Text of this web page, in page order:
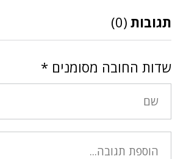
תגובות (0)
שדות החובה מסומנים *